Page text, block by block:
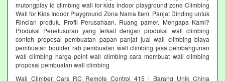
mutongplay id climbing wall for kids indoor playground zone Climbing
Wall for Kids Indoor Playground Zona Nama Item: Panjat Dinding untuk
Rincian produk. Profil Perusahaan. Ruang pamer. Mengapa Kami?
Produksi Penelusuran yang terkait dengan produksi wall climbing
contoh proposal pembuatan papan panjat jual wall climbing biaya
pembuatan boulder rab pembuatan wall climbing jasa pembangunan
wall climbing harga point wall climbing cara membuat wall climbing
proposal pembuatan wall climbing
Wall Climber Cars RC Remote Control 415 | Barang Unik China